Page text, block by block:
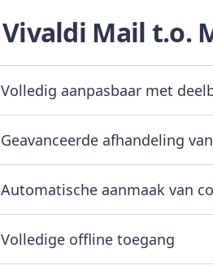
Vivaldi Mail t.o.
Volledig aanpasbaar met
Geavanceerde afhandeling
Automatische aanmaak van
Volledige offline toegang